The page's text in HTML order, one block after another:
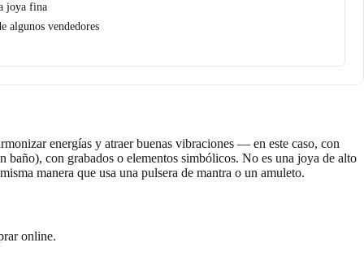
joya fina
algunos vendedores
energías y atraer buenas vibraciones — en este caso, con
con grabados o elementos simbólicos. No es una joya de alto
manera que usa una pulsera de mantra o un amuleto.
online.